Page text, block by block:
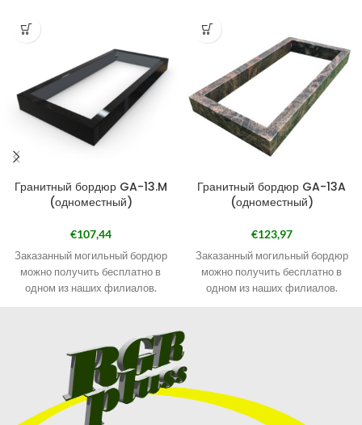
Гранитный бордюр GA-13.M
(одноместный)
€107,44
Заказанный могильный бордюр
можно получить бесплатно в
одном из наших филиалов.
При оформлении заказа
выберите «Самовывоз в
Кандаве» и в примечаниях
укажите филиал, в котором
хотите получить могильный
бордюр.
Гранитный бордюр GA-13A
(одноместный)
€123,97
Заказанный могильный бордюр
можно получить бесплатно в
одном из наших филиалов.
хотите получить могильный
бордюр.